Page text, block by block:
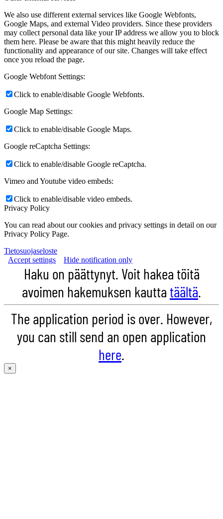
We also use different external services like Google Webfonts,
Google Maps, and external Video providers. Since these providers
may collect personal data like your IP address we allow you to block
them here. Please be aware that this might heavily reduce the
functionality and appearance of our site. Changes will take effect
once you reload the page.
Google Webfont Settings:
Click to enable/disable Google Webfonts.
Google Map Settings:
Click to enable/disable Google Maps.
Google reCaptcha Settings:
Click to enable/disable Google reCaptcha.
Vimeo and Youtube video embeds:
Click to enable/disable video embeds.
Privacy Policy
You can read about our cookies and privacy settings in detail on our
Privacy Policy Page.
Tietosuojaseloste
Accept settings
Hide notification only
Haku on päättynyt. Voit hakea töitä
avoimen hakemuksen kauttatäältä.
The application period is over. However,
you can still send an open application
here.
×